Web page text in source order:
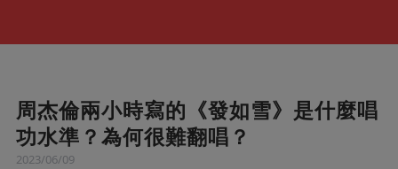
周杰倫兩小時寫的《發如雪》是什麼唱
功水準？為何很難翻唱？
2023/06/09